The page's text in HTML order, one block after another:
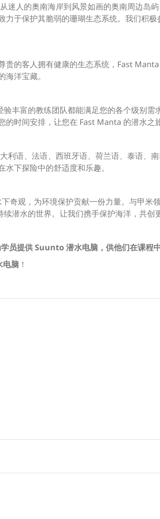
迷人的奥南海岸到风景如画的奥南周边岛
于保护其脆弱的珊瑚生态系统。我们积
的客人拥有健康的生态系统，Fast
洋宝藏。
丰富的教练团队都能满足您的各个级别
时间安排，让您在 Fast Manta 的潜水之
利语、法语、西班牙语、荷兰语、泰语、
下探险中的舒适度和乐趣。
奇观，为环境保护贡献一份力量。与甲米
潜水的世界。让我们携手保护海洋，共创
员提供 Suunto 潜水电脑，供他们在课程中
电脑 ！